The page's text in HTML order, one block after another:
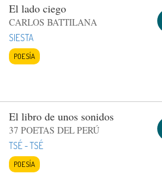
El lado ciego
CARLOS BATTILANA
SIESTA
POESÍA
El libro de unos sonidos
37 POETAS DEL PERÚ
TSÉ - TSÉ
POESÍA